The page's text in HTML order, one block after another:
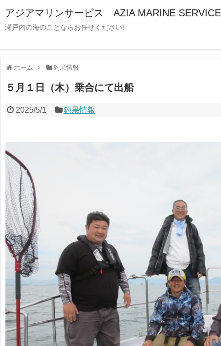
アジアマリンサービス AZIA MARINE SERVICE
瀬戸内の海のことならお任せください!
ホーム 釣果情報
５月１日（木）乗合にて出船
2025/5/1 釣果情報